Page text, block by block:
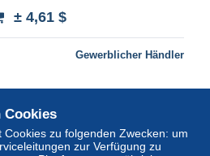
± 4,61 $
Gewerblicher Händler
Cookies
zu folgenden Zwecken: um
zur Verfügung zu